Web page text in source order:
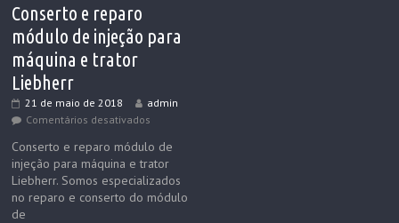
Conserto e reparo
módulo de injeção para
máquina e trator
Liebherr
21 de maio de 2018
admin
Comentários desativados
Conserto e reparo módulo de
injeção para máquina e trator
Liebherr. Somos especializados
no reparo e conserto do módulo
de